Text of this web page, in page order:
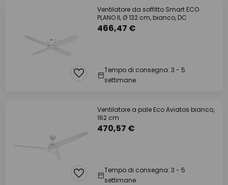
Ventilatore da soffitto Smart ECO
PLANO II, Ø 132 cm, bianco, DC
466,47 €
Tempo di consegna: 3 - 5
settimane
Ventilatore a pale Eco Aviatos bianco,
162 cm
470,57 €
Tempo di consegna: 3 - 5
settimane